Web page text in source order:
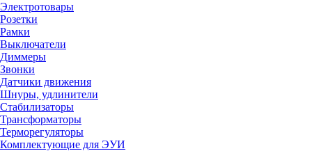
Электротовары
Розетки
Рамки
Выключатели
Диммеры
Звонки
Датчики движения
Шнуры, удлинители
Стабилизаторы
Трансформаторы
Терморегуляторы
Комплектующие для ЭУИ